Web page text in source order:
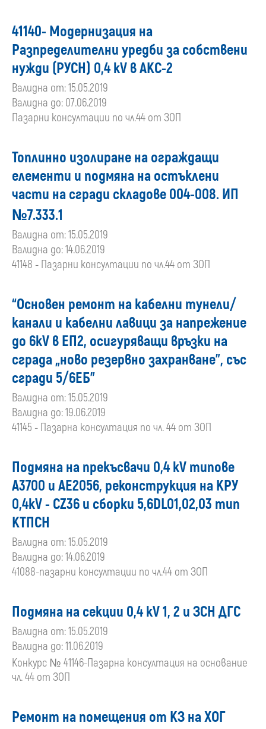
41140- Модернизация на
Разпределителни уредби за собствени
нужди (РУСН) 0,4 кV в АКС-2
Валидна от: 15.05.2019
Валидна до: 07.06.2019
Пазарни консултации по чл.44 от ЗОП
Топлинно изолиране на ограждащи
елементи и подмяна на остъклени
части на сгради складове 004-008. ИП
№7.333.1
Валидна от: 15.05.2019
Валидна до: 14.06.2019
41148 - Пазарни консултации по чл.44 от ЗОП
“Основен ремонт на кабелни тунели/
канали и кабелни лавици за напрежение
до 6kV в ЕП2, осигуряващи връзки на
сграда „ново резервно захранване”, със
сгради 5/6ЕБ”
Валидна от: 15.05.2019
Валидна до: 19.06.2019
41145 - Пазарна консултация по чл. 44 от ЗОП
Подмяна на прекъсвачи 0,4 kV типове
А3700 и АЕ2056, реконструкция на КРУ
0,4kV - CZ36 и сборки 5,6DL01,02,03 тип
КТПСН
Валидна от: 15.05.2019
Валидна до: 14.06.2019
41088-пазарни консултации по чл.44 от ЗОП
Подмяна на секции 0,4 кV 1, 2 и ЗСН ДГС
Валидна от: 15.05.2019
Валидна до: 11.06.2019
Конкурс № 41146-Пазарна консултация на основание
чл. 44 от ЗОП
Ремонт на помещения от КЗ на ХОГ